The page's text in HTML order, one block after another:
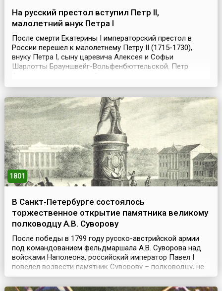
На русский престол вступил Петр II,
малолетний внук Петра I
После смерти Екатерины I императорский престол в
России перешел к малолетнему Петру II (1715-1730),
внуку Петра I, сыну царевича Алексея и Софьи
Шарлотты Брауншвейг-Вольфенбюттельской. Петр
Романовых по прямой мужской линии – вступил на
лет. Он стал третьим императором всероссийским,
приняв официаль...
1801
В Санкт-Петербурге состоялось
торжественное открытие памятника великому
полководцу А.В. Суворову
После победы в 1799 году русско-австрийской армии
под командованием фельдмаршала А.В. Суворова над
войсками Наполеона, российский император Павел I
повелел возвести памятник Суворову – полководцу, не
знавшему поражений за всю свою боевую жизнь.
Впервые в русской истории было принято решение